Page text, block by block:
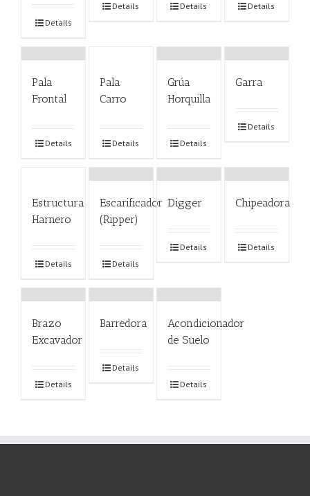
Details
Details Details Details
Pala
Frontal
Details
Pala
Carro
Details
Grúa
Horquilla
Details
Garra
Details
Estructura
Harnero
Details
Escarificador
(Ripper)
Details
Digger
Details
Chipeadora
Details
Brazo
Excavador
Details
Barredora
Details
Acondicionador
de Suelo
Details